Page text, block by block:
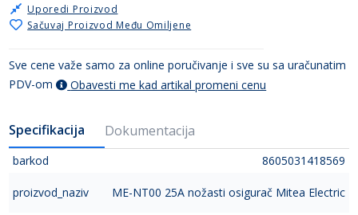
Sačuvaj Proizvod Među Omiljene
Uporedi Proizvod
Sve cene važe samo za online poručivanje i sve su sa uračunatim
PDV-om
Obavesti me kad artikal promeni cenu
Specifikacija Dokumentacija
barkod 8605031418569
proizvod_naziv ME-NT00 25A nožasti osigurač Mitea Electric